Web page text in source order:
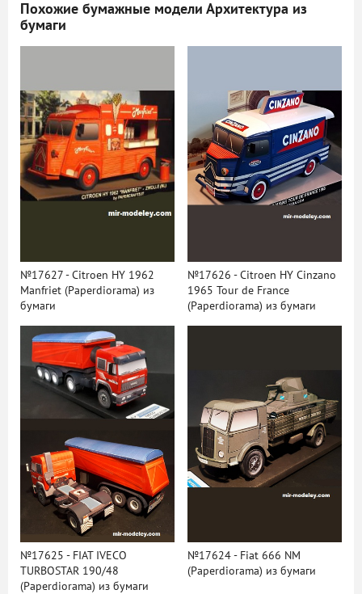
Похожие бумажные модели Архитектура из
бумаги
№17627 - Citroen HY 1962
Manfriet (Paperdiorama) из
бумаги
№17626 - Citroen HY Cinzano
1965 Tour de France
(Paperdiorama) из бумаги
№17625 - FIAT IVECO
TURBOSTAR 190/48
(Paperdiorama) из бумаги
№17624 - Fiat 666 NM
(Paperdiorama) из бумаги